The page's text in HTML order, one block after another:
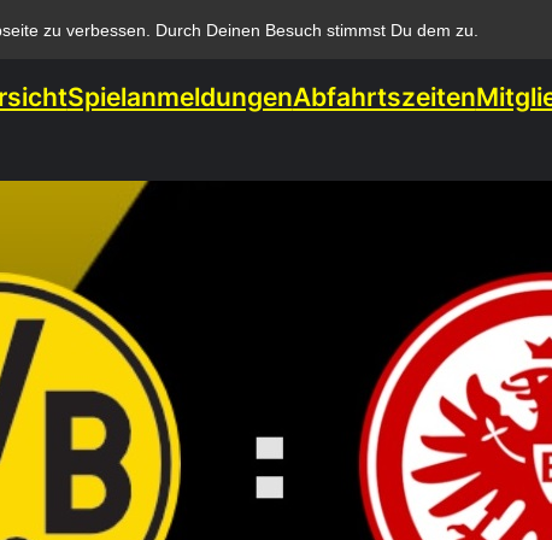
zu verbessen. Durch Deinen Besuch stimmst Du dem zu.
SpielanmeldungenAbfahrtszeiten